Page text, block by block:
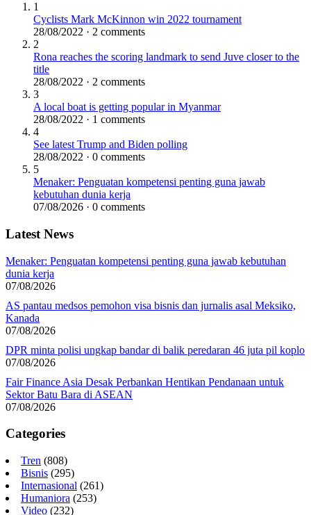
1
Cyclists Mark McKinnon win 2022 tournament
28/08/2022 · 2 comments
2
Rona reaches the scoring landmark to send Juve closer to the
title
28/08/2022 · 2 comments
3
A local boat is getting popular in Myanmar
28/08/2022 · 1 comments
4
See latest Trump and Biden polling
28/08/2022 · 0 comments
5
Menaker: Penguatan kompetensi penting guna jawab
kebutuhan dunia kerja
07/08/2026 · 0 comments
Latest News
Menaker: Penguatan kompetensi penting guna jawab kebutuhan
dunia kerja
07/08/2026
AS pantau medsos pemohon visa bisnis dan jurnalis asal Meksiko,
Kanada
07/08/2026
DPR minta polisi ungkap bandar di balik peredaran 46 juta pil koplo
07/08/2026
Fair Finance Asia Desak Perbankan Hentikan Pendanaan untuk
Sektor Batu Bara di ASEAN
07/08/2026
Categories
Tren (808)
Bisnis (295)
Internasional (261)
Humaniora (253)
Video (232)